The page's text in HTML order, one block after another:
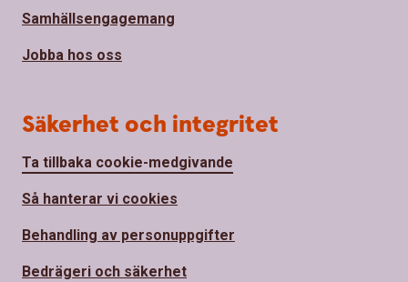
Samhällsengagemang
Jobba hos oss
Säkerhet och integritet
Ta tillbaka cookie-medgivande
Så hanterar vi cookies
Behandling av personuppgifter
Bedrägeri och säkerhet